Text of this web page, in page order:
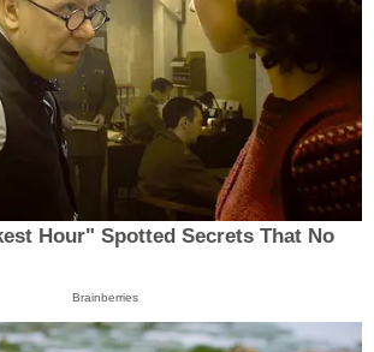
Hour" Spotted Secrets That No
Brainberries